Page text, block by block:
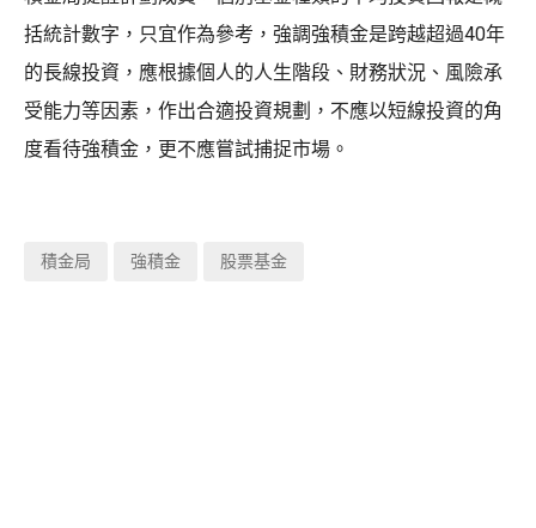
括統計數字，只宜作為參考，強調強積金是跨越超過40年
的長線投資，應根據個人的人生階段、財務狀況、風險承
受能力等因素，作出合適投資規劃，不應以短線投資的角
度看待強積金，更不應嘗試捕捉市場。
積金局 強積金 股票基金